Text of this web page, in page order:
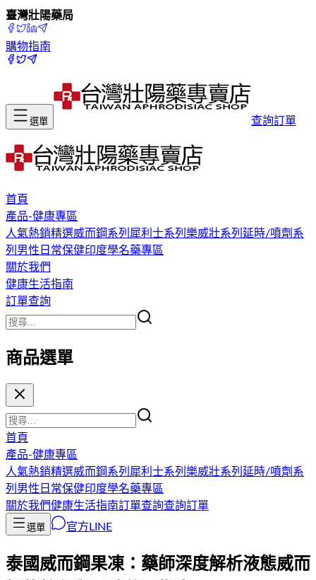
臺灣壯陽藥局
購物指南
選單 查詢訂單
首頁
產品-健康專區
人氣熱銷精選威而鋼系列 犀利士系列 樂威壯系列 延時/噴劑系
列 男性日常保健印度學名藥專區
關於我們
健康生活指南
訂單查詢
商品選單
首頁
產品-健康專區
人氣熱銷精選威而鋼系列 犀利士系列 樂威壯系列 延時/噴劑系
列 男性日常保健印度學名藥專區
關於我們健康生活指南訂單查詢查詢訂單
選單 官方LINE
泰國威而鋼果凍：藥師深度解析液態威而